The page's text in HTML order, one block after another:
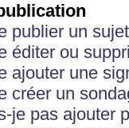
publier un
éditer ou
ajouter une
créer un
je pas ajouter